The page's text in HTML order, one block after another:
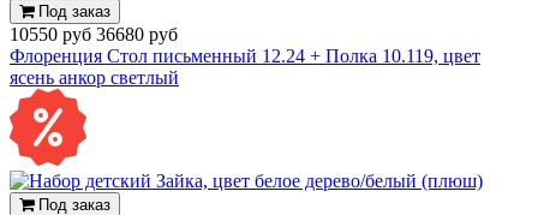
Под заказ
10550 руб 36680 руб
Флоренция Стол письменный 12.24 + Полка 10.119, цвет
ясень анкор светлый
Под заказ